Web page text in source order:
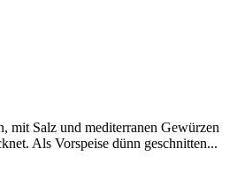
mit Salz und mediterranen Gewürzen
Als Vorspeise dünn geschnitten...